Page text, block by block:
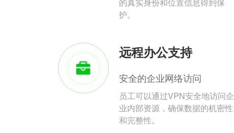
的真实身份和位置信息得到保
护。
远程办公支持
安全的企业网络访问
员工可以通过VPN安全地访问企
业内部资源，确保数据的机密性
和完整性。